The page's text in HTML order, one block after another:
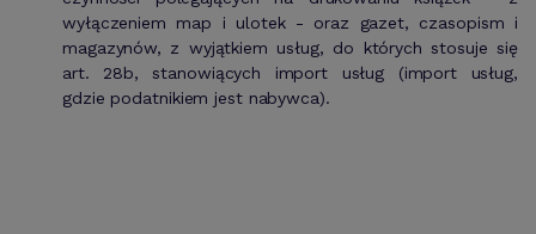
wyłączeniem map i ulotek - oraz gazet, czasopism i
magazynów, z wyjątkiem usług, do których stosuje się
art. 28b, stanowiących import usług (import usług,
gdzie podatnikiem jest nabywca).